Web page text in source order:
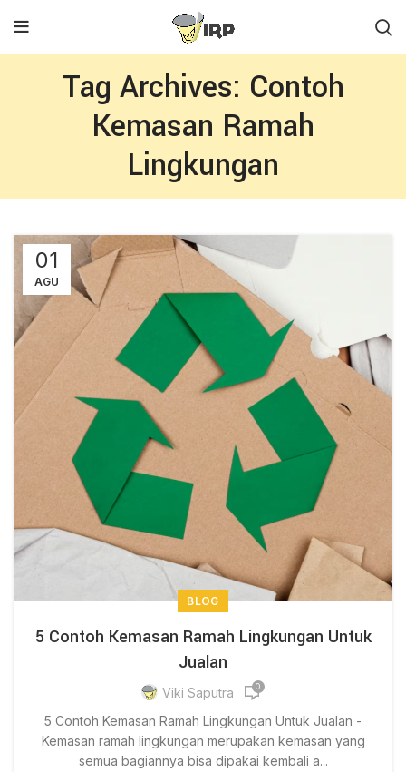
Tag Archives: Contoh
Kemasan Ramah
Lingkungan
01
AGU
BLOG
5 Contoh Kemasan Ramah Lingkungan Untuk
Jualan
Viki Saputra 0
5 Contoh Kemasan Ramah Lingkungan Untuk Jualan -
Kemasan ramah lingkungan merupakan kemasan yang
semua bagiannya bisa dipakai kembali a...